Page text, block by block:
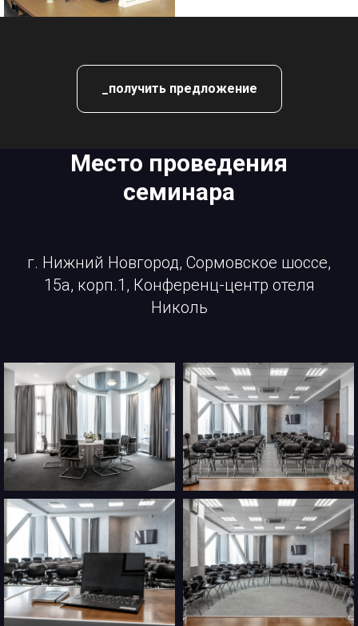
_получить предложение
Место проведения
семинара
г. Нижний Новгород, Сормовское шоссе,
15а, корп.1, Конференц-центр отеля
Николь